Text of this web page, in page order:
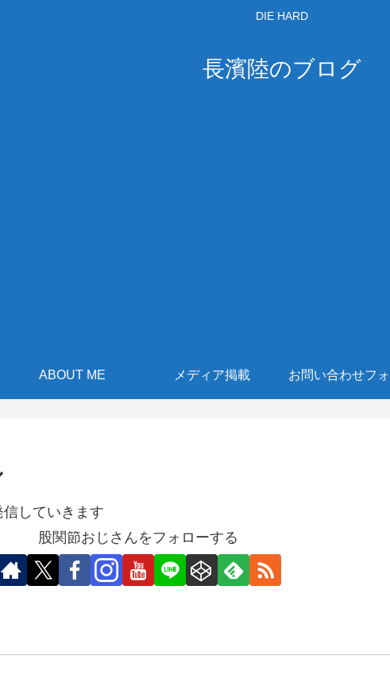
DIE HARD
長濱陸のブログ
ABOUT ME メディア掲載 お問い合わせフ
していきます
股関節おじさんをフォローする